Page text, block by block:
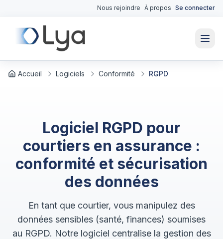
Nous rejoindre À propos Se connecter
Accueil Logiciels Conformité RGPD
Logiciel RGPD pour
courtiers en assurance :
conformité et sécurisation
des données
En tant que courtier, vous manipulez des
données sensibles (santé, finances) soumises
au RGPD. Notre logiciel centralise la gestion des